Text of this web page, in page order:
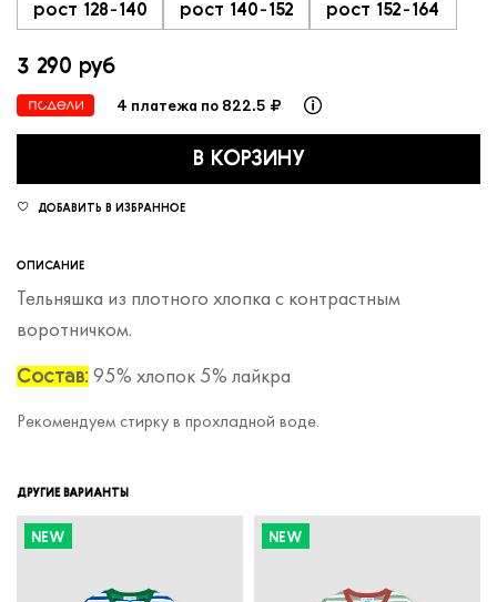
рост 128-140 рост 140-152 рост 152-164
3 290 руб
4 платежа по 822.5 ₽
В КОРЗИНУ
ДОБАВИТЬ В ИЗБРАННОЕ
ОПИСАНИЕ
Тельняшка из плотного хлопка с контрастным
воротничком.
Состав: 95% хлопок 5% лайкра
Рекомендуем стирку в прохладной воде.
ДРУГИЕ ВАРИАНТЫ
NEW NEW